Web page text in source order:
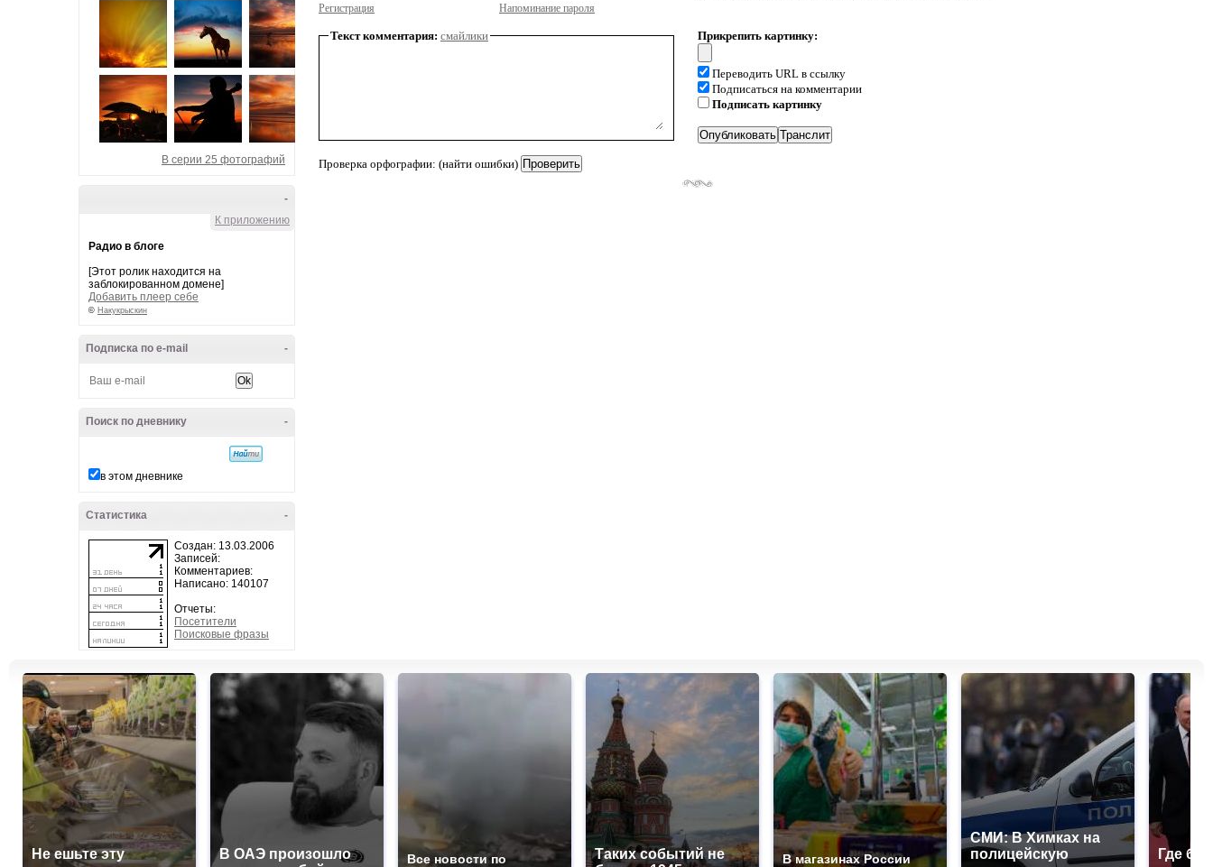
В серии 25 фотографий
-
К приложению
Радио в блоге
[Этот ролик находится на
заблокированном домене]
Добавить плеер себе
© Накукрыскин
-
Подписка по e-mail
-
Поиск по дневнику
в этом дневнике
-
Статистика
Создан: 13.03.2006
Записей:
Комментариев:
Написано: 140107
Отчеты:
Посетители
Поисковые фразы
Регистрация Напоминание пароля
Текст комментария: смайлики
Проверка орфографии: (найти ошибки)
Прикрепить картинку:
Переводить URL в ссылку
Подписаться на комментарии
Подписать картинку
Не ешьте эту
В ОАЭ произошло
Все новости по
Таких событий не
В магазинах России
СМИ: В Химках на
полицейскую
Где